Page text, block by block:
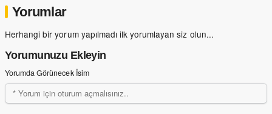
Yorumlar
Herhangi bir yorum yapılmadı ilk yorumlayan siz olun...
Yorumunuzu Ekleyin
Yorumda Görünecek İsim